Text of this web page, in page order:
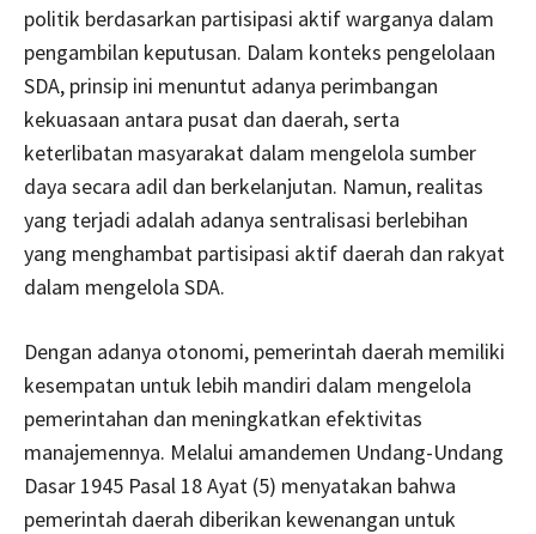
politik berdasarkan partisipasi aktif warganya dalam
pengambilan keputusan. Dalam konteks pengelolaan
SDA, prinsip ini menuntut adanya perimbangan
kekuasaan antara pusat dan daerah, serta
keterlibatan masyarakat dalam mengelola sumber
daya secara adil dan berkelanjutan. Namun, realitas
yang terjadi adalah adanya sentralisasi berlebihan
yang menghambat partisipasi aktif daerah dan rakyat
dalam mengelola SDA.
Dengan adanya otonomi, pemerintah daerah memiliki
kesempatan untuk lebih mandiri dalam mengelola
pemerintahan dan meningkatkan efektivitas
manajemennya. Melalui amandemen Undang-Undang
Dasar 1945 Pasal 18 Ayat (5) menyatakan bahwa
pemerintah daerah diberikan kewenangan untuk